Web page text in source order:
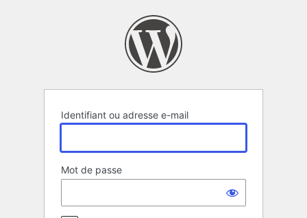
Identifiant ou adresse e-mail
Mot de passe